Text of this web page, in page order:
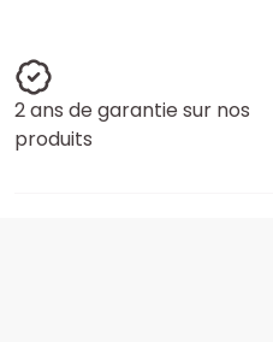
2 ans de garantie sur nos
produits